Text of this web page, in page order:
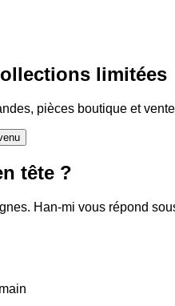
limitées
pièces boutique et
tête ?
Han-mi vous répond